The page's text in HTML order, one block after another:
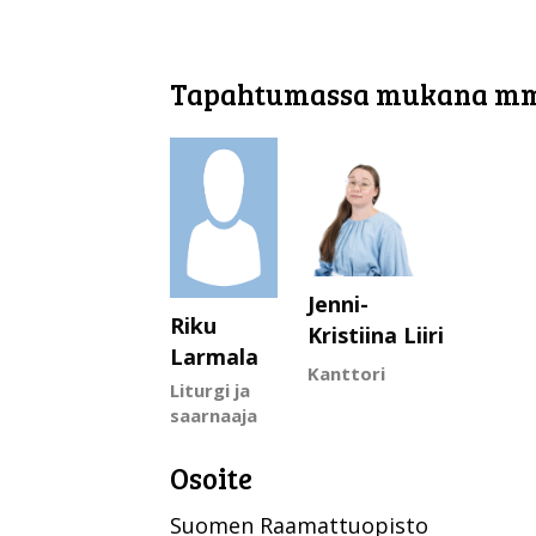
Tapahtumassa mukana
Riku
Larmala
Liturgi ja
saarnaaja
Jenni-
Kristiina Liiri
Kanttori
Osoite
Suomen Raamattuopisto